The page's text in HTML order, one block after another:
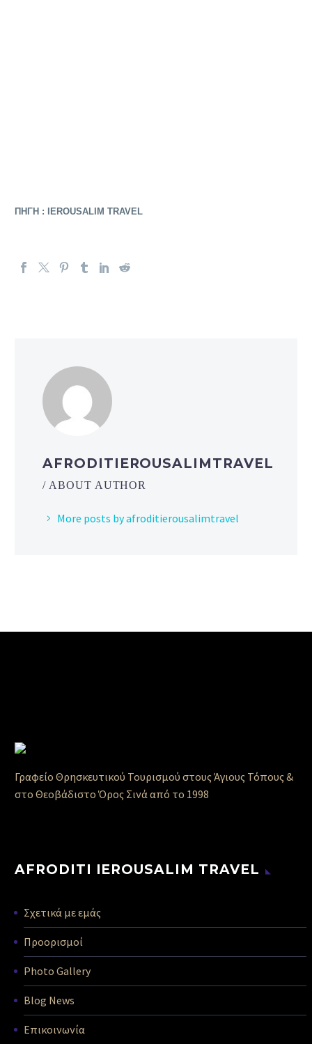
ΠΗΓΗ : IEROUSALIM TRAVEL
AFRODITIEROUSALIMTRAVEL
/ ABOUT AUTHOR
More posts by afroditierousalimtravel
Γραφείο Θρησκευτικού Τουρισμού στους Άγιους Τόπους &
στο Θεοβάδιστο Όρος Σινά από το 1998
AFRODITI IEROUSALIM TRAVEL
Σχετικά με εμάς
Προορισμοί
Photo Gallery
Blog News
Επικοινωνία